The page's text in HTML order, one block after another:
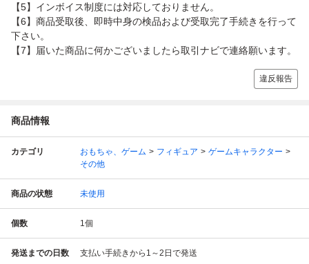
【5】インボイス制度には対応しておりません。
【6】商品受取後、即時中身の検品および受取完了手続きを行って
下さい。
【7】届いた商品に何かございましたら取引ナビで連絡願います。
違反報告
商品情報
カテゴリ おもちゃ、ゲーム フィギュア
ゲームキャラクター
その他
商品の状態 未使用
個数 1個
発送までの日数 支払い手続きから1～2日で発送